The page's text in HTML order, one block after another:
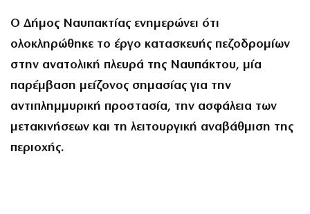
Ο Δήμος Ναυπακτίας ενημερώνει ότι
ολοκληρώθηκε το έργο κατασκευής πεζοδρομίων
στην ανατολική πλευρά της Ναυπάκτου, μία
παρέμβαση μείζονος σημασίας για την
αντιπλημμυρική προστασία, την ασφάλεια των
μετακινήσεων και τη λειτουργική αναβάθμιση της
περιοχής.